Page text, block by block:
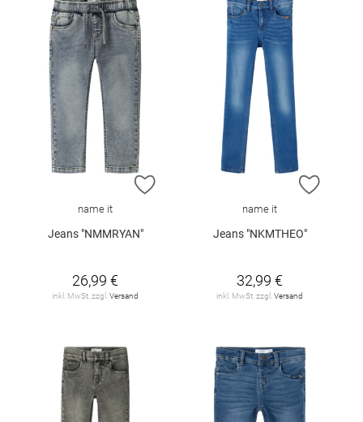
ZUR WUNSCHLISTE HINZUFÜGEN
name it
Jeans "NMMRYAN"
26,99 €
inkl. MwSt. zzgl.Versand
ZUR
name it
Jeans "NKMTHEO"
32,99 €
inkl. MwSt. zzgl.Versand